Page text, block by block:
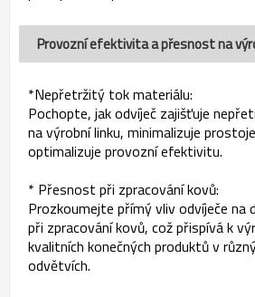
Provozní efektivita a přesnost na
*Nepřetržitý tok materiálu:
Pochopte, jak odvíječ zajišťuje
na výrobní linku, minimalizuje
optimalizuje provozní efektivitu.
* Přesnost při zpracování kovů:
Prozkoumejte přímý vliv odvíječe na
při zpracování kovů, což přispívá k
kvalitních konečných produktů v
odvětvích.